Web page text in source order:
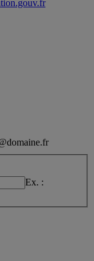
Ex. :